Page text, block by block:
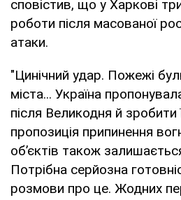
сповістив, що у Харкові
роботи після масованої
атаки.
"Цинічний удар. Пожежі
міста... Україна
після Великодня й
пропозиція припинення
обʼєктів також
Потрібна серйозна
розмови про це. Жодних